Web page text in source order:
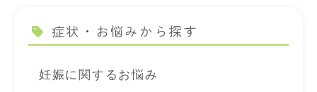
症状・お悩みから探す
妊娠に関するお悩み